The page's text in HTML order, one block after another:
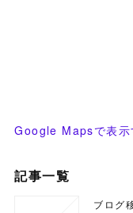
Google Mapsで表示
記事一覧
ブログ